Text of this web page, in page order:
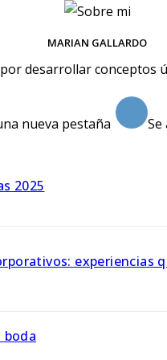
MARIAN GALLARDO
desarrollar
nueva pestaña
2025
experiencias
boda